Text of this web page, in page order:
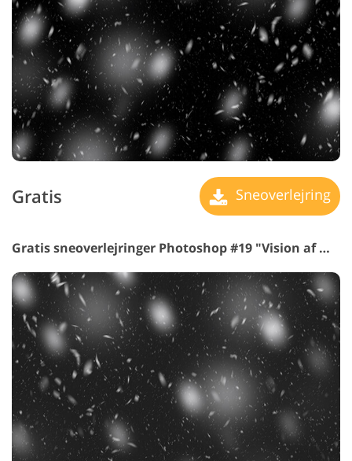
Gratis Sneoverlejring
Gratis sneoverlejringer Photoshop #19 "Vision af Wonder"